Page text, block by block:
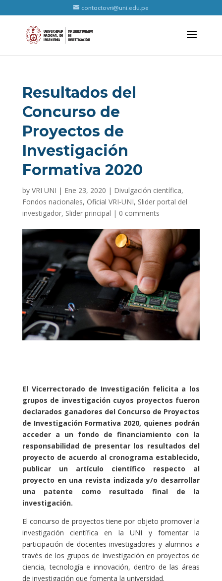
contactovri@uni.edu.pe
Resultados del
Concurso de
Proyectos de
Investigación
Formativa 2020
by VRI UNI | Ene 23, 2020 | Divulgación científica,
Fondos nacionales, Oficial VRI-UNI, Slider portal del
investigador, Slider principal | 0 comments
El Vicerrectorado de Investigación felicita a los
grupos de investigación cuyos proyectos fueron
declarados ganadores del Concurso de Proyectos
de Investigación Formativa 2020, quienes podrán
acceder a un fondo de financiamiento con la
responsabilidad de presentar los resultados del
proyecto de acuerdo al cronograma establecido,
publicar un artículo científico respecto al
proyecto en una revista indizada y/o desarrollar
una patente como resultado final de la
investigación.
El concurso de proyectos tiene por objeto promover la
investigación científica en la UNI y fomentar la
participación de docentes investigadores y alumnos a
través de los grupos de investigación en proyectos de
ciencia, tecnología e innovación, dentro de las áreas
de investigación que fomenta la universidad.